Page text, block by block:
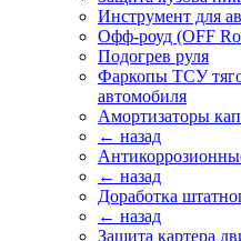
Инструмент для
Офф-роуд (OFF
Подогрев руля
Фаркопы ТСУ
автомобиля
Амортизаторы
← назад
← назад
Доработка
← назад
Защита картера